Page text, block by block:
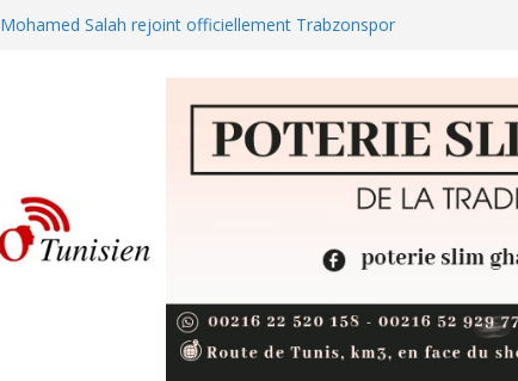
Mohamed Salah rejoint officiellement Trabzonspor
les prérogatives et la qualité de la formation + (Vidéo)
Les opérateurs privés gèrent 73 % des réserves de pommes
8,425 MDT pour le nettoyage des plages et des zones
touristiques en haute saison